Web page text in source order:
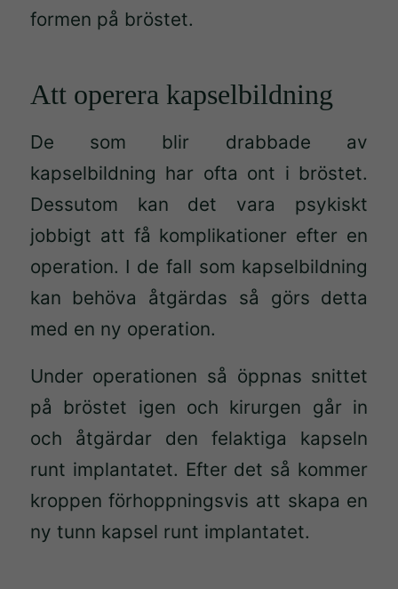
formen på bröstet.
Att operera kapselbildning
De som blir drabbade av
kapselbildning har ofta ont i bröstet.
Dessutom kan det vara psykiskt
jobbigt att få komplikationer efter en
operation. I de fall som kapselbildning
kan behöva åtgärdas så görs detta
med en ny operation.
Under operationen så öppnas snittet
på bröstet igen och kirurgen går in
och åtgärdar den felaktiga kapseln
runt implantatet. Efter det så kommer
kroppen förhoppningsvis att skapa en
ny tunn kapsel runt implantatet.